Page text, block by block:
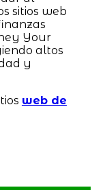
sitios web
Your
altos
y
web de